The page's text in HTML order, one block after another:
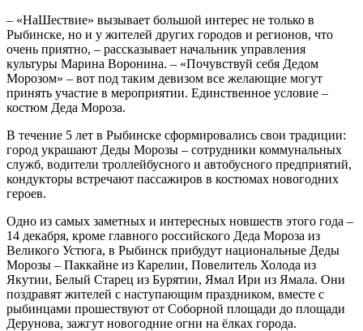
– «НаШествие» вызывает большой интерес не только в
Рыбинске, но и у жителей других городов и регионов, что
очень приятно, – рассказывает начальник управления
культуры Марина Воронина. – «Почувствуй себя Дедом
Морозом» – вот под таким девизом все желающие могут
принять участие в мероприятии. Единственное условие –
костюм Деда Мороза.
В течение 5 лет в Рыбинске сформировались свои традиции:
город украшают Деды Морозы – сотрудники коммунальных
служб, водители троллейбусного и автобусного предприятий,
кондукторы встречают пассажиров в костюмах новогодних
героев.
Одно из самых заметных и интересных новшеств этого года –
14 декабря, кроме главного российского Деда Мороза из
Великого Устюга, в Рыбинск прибудут национальные Деды
Морозы – Паккайне из Карелии, Повелитель Холода из
Якутии, Белый Старец из Бурятии, Ямал Ири из Ямала. Они
поздравят жителей с наступающим праздником, вместе с
рыбинцами прошествуют от Соборной площади до площади
Дерунова, зажгут новогодние огни на ёлках города.